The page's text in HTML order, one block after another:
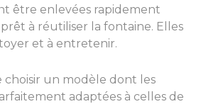
être enlevées rapidement
à réutiliser la fontaine. Elles
et à entretenir.
choisir un modèle dont les
adaptées à celles de